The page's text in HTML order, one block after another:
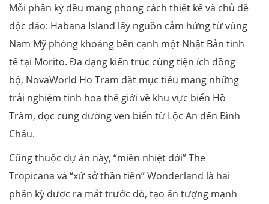
Mỗi phân kỳ đều mang phong cách thiết kế và chủ đề
độc đáo: Habana Island lấy nguồn cảm hứng từ vùng
Nam Mỹ phóng khoáng bên cạnh một Nhật Bản tinh
tế tại Morito. Đa dạng kiến trúc cùng tiện ích đồng
bộ, NovaWorld Ho Tram đặt mục tiêu mang những
trải nghiệm tinh hoa thế giới về khu vực biển Hồ
Tràm, dọc cung đường ven biển từ Lộc An đến Bình
Châu.
Cũng thuộc dự án này, “miền nhiệt đới” The
Tropicana và “xứ sở thần tiên” Wonderland là hai
phân kỳ được ra mắt trước đó, tạo ấn tượng mạnh